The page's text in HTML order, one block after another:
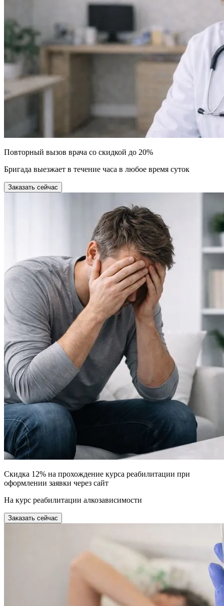
Повторный вызов врача со скидкой до 20%
Бригада выезжает в течение часа в любое время суток
Заказать сейчас
Скидка 12% на прохождение курса реабилитации при
оформлении заявки через сайт
На курс реабилитации алкозависимости
Заказать сейчас